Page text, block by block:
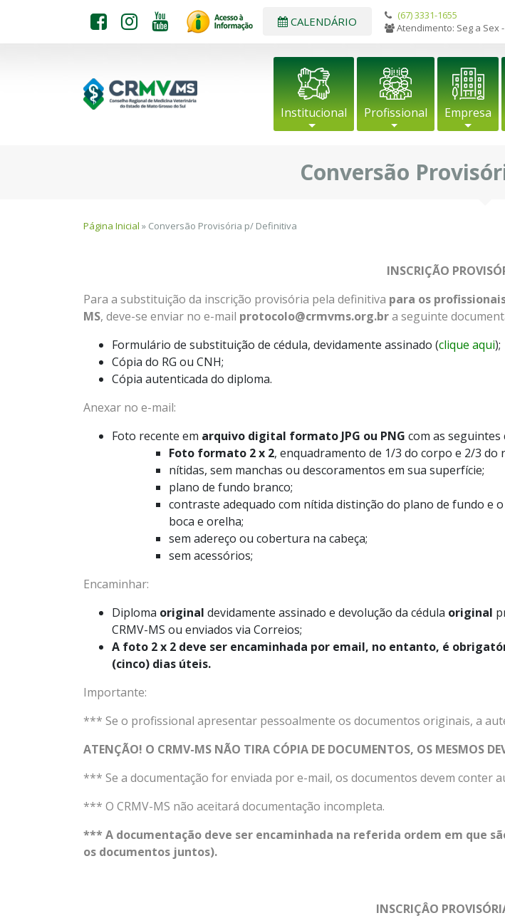
CALENDÁRIO
(67) 3331-1655
Atendimento: Seg a Sex
Institucional Profissional Empresa
Conversão
Página Inicial » Conversão Provisória p/ Definitiva
INSCRIÇÃO
Para a substituição da inscrição provisória pela definitiva para os
MS, deve-se enviar no e-mail protocolo@crmvms.org.bra seguinte
Formulário de substituição de cédula, devidamente assinado (clique aqui);
Cópia do RG ou CNH;
Cópia autenticada do diploma.
Anexar no e-mail:
Foto recente em arquivo digital formato JPG ou PNG com as seguintes
Foto formato 2 x 2, enquadramento de 1/3 do corpo e 2/3 do
nítidas, sem manchas ou descoramentos em sua superfície;
plano de fundo branco;
contraste adequado com nítida distinção do plano de fundo e
boca e orelha;
sem adereço ou cobertura na cabeça;
sem acessórios;
Encaminhar:
Diploma original devidamente assinado e devolução da cédula original
CRMV-MS ou enviados via Correios;
A foto 2 x 2 deve ser encaminhada por email, no entanto, é
(cinco) dias úteis.
Importante:
*** Se o profissional apresentar pessoalmente os documentos originais, a
ATENÇÃO! O CRMV-MS NÃO TIRA CÓPIA DE DOCUMENTOS, OS MESMOS
*** Se a documentação for enviada por e-mail, os documentos devem conter
*** O CRMV-MS não aceitará documentação incompleta.
*** A documentação deve ser encaminhada na referida ordem em que
os documentos juntos).
INSCRIÇÂO